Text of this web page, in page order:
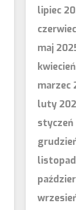
lipiec
maj
marzec
luty
styczeń